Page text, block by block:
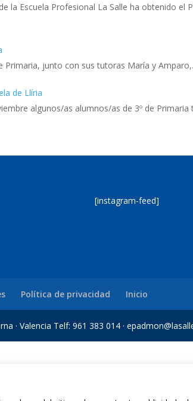
la Escuela Profesional La Salle ha obtenido el
Primaria, junto con sus tutoras María y
de Llíria
algunos/as alumnos/as de 3º de
[instagram-feed]
Política de privacidad Inicio
· Valencia Telf: 961 383 014 ·